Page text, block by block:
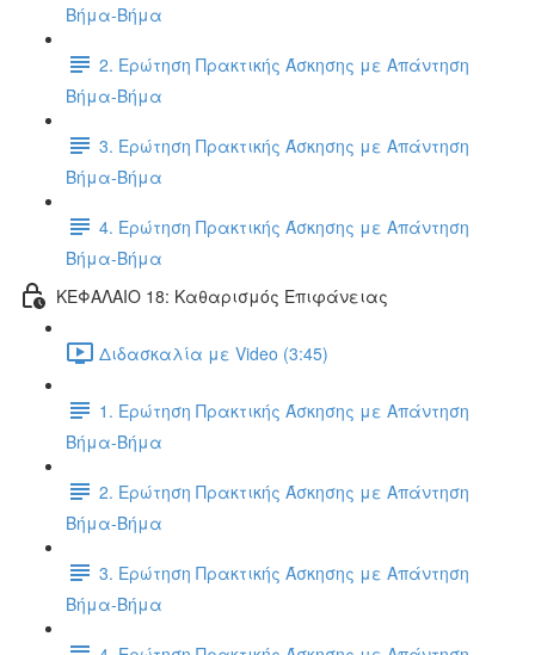
Βήμα-Βήμα
2. Ερώτηση Πρακτικής Άσκησης με Απάντηση
Βήμα-Βήμα
3. Ερώτηση Πρακτικής Άσκησης με Απάντηση
Βήμα-Βήμα
4. Ερώτηση Πρακτικής Άσκησης με Απάντηση
Βήμα-Βήμα
ΚΕΦΑΛΑΙΟ 18: Καθαρισμός Επιφάνειας
Διδασκαλία με Video (3:45)
1. Ερώτηση Πρακτικής Άσκησης με Απάντηση
Βήμα-Βήμα
2. Ερώτηση Πρακτικής Άσκησης με Απάντηση
Βήμα-Βήμα
3. Ερώτηση Πρακτικής Άσκησης με Απάντηση
Βήμα-Βήμα